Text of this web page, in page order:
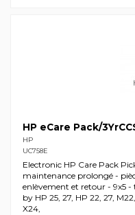
HP eCare Pack/
HP
UC758E
Electronic HP Care Pack
maintenance prolongé -
enlèvement et retour - 9x5 -
by HP 25, 27, HP 22, 27,
X24,